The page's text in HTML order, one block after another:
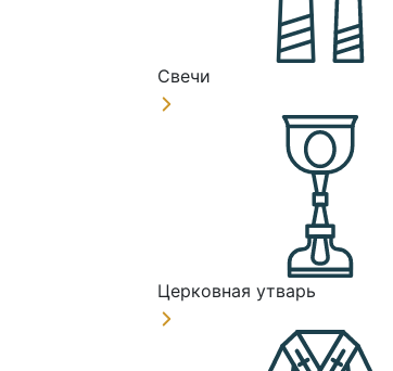
Свечи
Церковная утварь